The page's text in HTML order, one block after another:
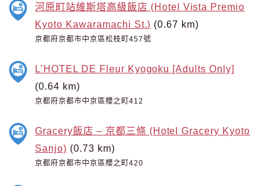
河原町站維斯塔高級飯店 (Hotel Vista Premio
Kyoto Kawaramachi St.) (0.67 km)
京都府京都市中京區松枝町457號
L’HOTEL DE Fleur Kyogoku [Adults Only]
(0.64 km)
京都府京都市中京區櫻之町412
Gracery飯店 – 京都三條 (Hotel Gracery Kyoto
Sanjo) (0.73 km)
京都府京都市中京區櫻之町420